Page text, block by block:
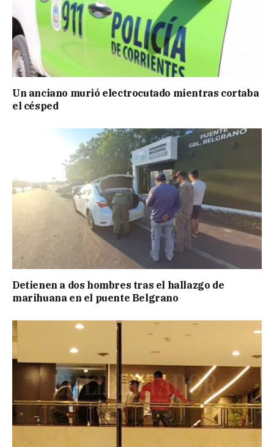
Un anciano murió electrocutado mientras cortaba
el césped
Detienen a dos hombres tras el hallazgo de
marihuana en el puente Belgrano